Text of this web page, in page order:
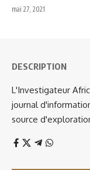
mai 27, 2021
DESCRIPTION
L'Investigateur
journal
source